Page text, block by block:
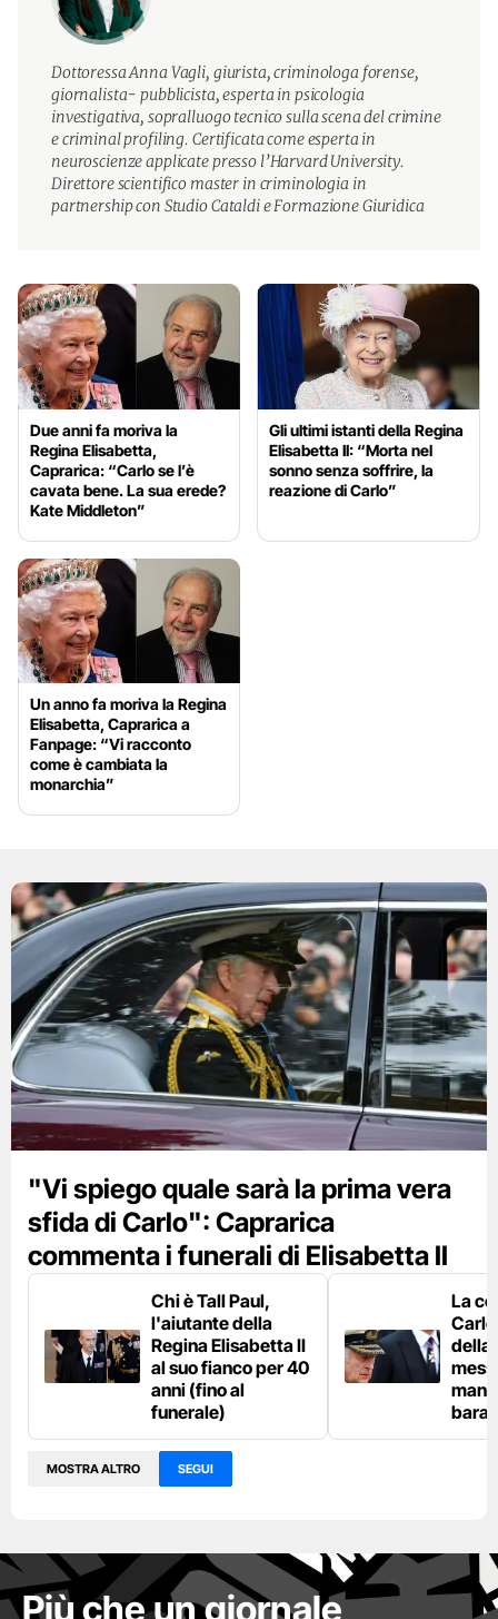
Dottoressa Anna Vagli, giurista, criminologa forense,
giornalista- pubblicista, esperta in psicologia
investigativa, sopralluogo tecnico sulla scena del crimine
e criminal profiling. Certificata come esperta in
neuroscienze applicate presso l’Harvard University.
Direttore scientifico master in criminologia in
partnership con Studio Cataldi e Formazione Giuridica
Due anni fa moriva la
Regina Elisabetta,
Caprarica: “Carlo se l’è
cavata bene. La sua erede?
Kate Middleton”
Gli ultimi istanti della Regina
Elisabetta II: “Morta nel
sonno senza soffrire, la
reazione di Carlo”
Un anno fa moriva la Regina
Elisabetta, Caprarica a
Fanpage: “Vi racconto
come è cambiata la
monarchia”
"Vi spiego quale sarà la prima vera
sfida di Carlo": Caprarica
commenta i funerali di Elisabetta II
Chi è Tall Paul,
l'aiutante della
Regina Elisabetta II
al suo fianco per 40
anni (fino al
funerale)
La
della
bara
MOSTRA ALTRO SEGUI
Più che un giornale